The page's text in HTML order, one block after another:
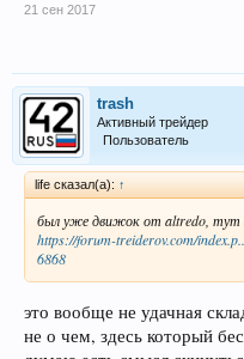
21 сен 2017
trash
Активный трейдер
Пользователь
life сказал(а): ↑
был уже движок от altredo, тут
https://forum-treiderov.com/
6868
это вообще не удачная
не о чем, здесь который